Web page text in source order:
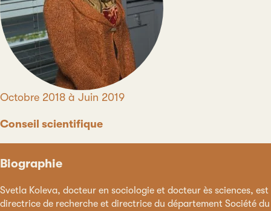
Période
Octobre 2018 à Juin 2019
Conseil scientifique
Biographie
Svetla Koleva, docteur en sociologie et docteur ès sciences, est
directrice de recherche et directrice du département Société du